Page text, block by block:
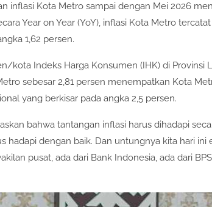
inflasi Kota Metro sampai dengan Mei 2026
Year on Year (YoY), inflasi Kota Metro tercatat
1,62 persen.
kota Indeks Harga Konsumen (IHK) di Provinsi
sebesar 2,81 persen menempatkan Kota
yang berkisar pada angka 2,5 persen.
bahwa tantangan inflasi harus dihadapi
hadapi dengan baik. Dan untungnya kita hari ini
pusat, ada dari Bank Indonesia, ada dari